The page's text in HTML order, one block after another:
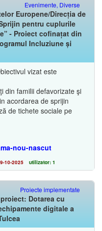
Evenimente, Diverse
Europene/Direcția de
pentru cuplurile
- Proiect cofinațat din
Incluziune și
vizat este
din familii defavorizate şi
acordarea de sprijin
de tichete sociale pe
nou-nascut
10-2025 utilizator: 1
Proiecte implementate
Dotarea cu
digitale a